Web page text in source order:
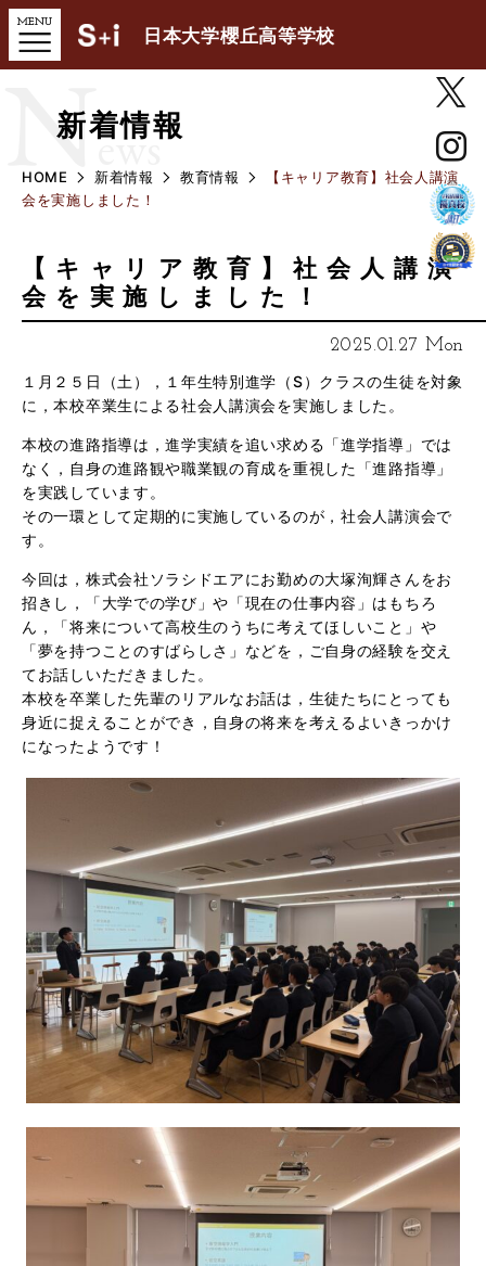
日本大学櫻丘高等学校
新着情報
News
HOME 新着情報 教育情報
【キャリア教育】社会人講演
会を実施しました！
【キャリア教育】社会人講演
会を実施しました！
2025.01.27 Mon
１月２５日（土），１年生特別進学（S）クラスの生徒を対象
に，本校卒業生による社会人講演会を実施しました。
本校の進路指導は，進学実績を追い求める「進学指導」では
なく，自身の進路観や職業観の育成を重視した「進路指導」
を実践しています。
その一環として定期的に実施しているのが，社会人講演会で
す。
今回は，株式会社ソラシドエアにお勤めの大塚洵輝さんをお
招きし，「大学での学び」や「現在の仕事内容」はもちろ
ん，「将来について高校生のうちに考えてほしいこと」や
「夢を持つことのすばらしさ」などを，ご自身の経験を交え
てお話しいただきました。
本校を卒業した先輩のリアルなお話は，生徒たちにとっても
身近に捉えることができ，自身の将来を考えるよいきっかけ
になったようです！